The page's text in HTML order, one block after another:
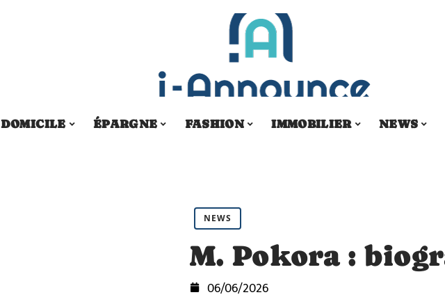
DOMICILE ÉPARGNE FASHION IMMOBILIER NEWS
NEWS
M. Pokora :
06/06/2026